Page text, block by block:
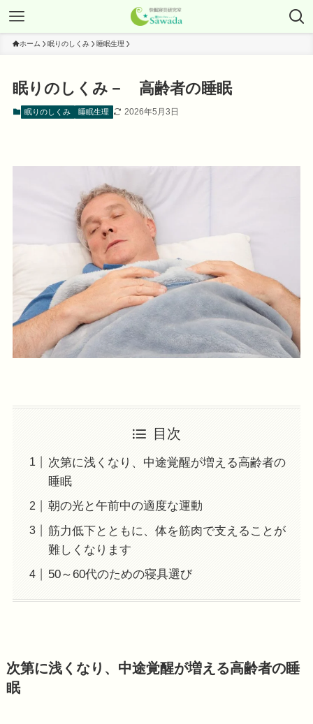
ホーム 眠りのしくみ 睡眠生理
眠りのしくみ－ 高齢者の睡眠
眠りのしくみ 睡眠生理 2026年5月3日
目次
次第に浅くなり、中途覚醒が増える高齢者の
睡眠
朝の光と午前中の適度な運動
筋力低下とともに、体を筋肉で支えることが
難しくなります
50～60代のための寝具選び
次第に浅くなり、中途覚醒が増える高齢者の睡
眠